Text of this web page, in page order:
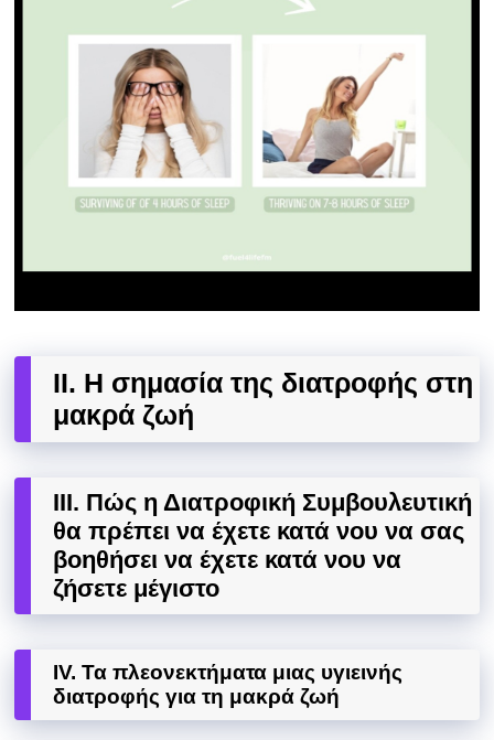
II. Η σημασία της διατροφής στη
μακρά ζωή
III. Πώς η Διατροφική Συμβουλευτική
θα πρέπει να έχετε κατά νου να σας
βοηθήσει να έχετε κατά νου να
ζήσετε μέγιστο
IV. Τα πλεονεκτήματα μιας υγιεινής
διατροφής για τη μακρά ζωή